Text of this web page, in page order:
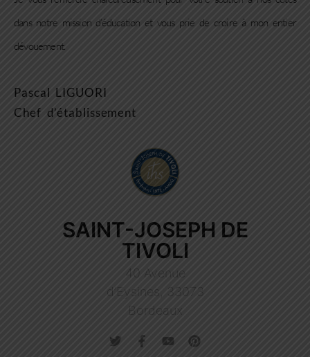
dans notre mission d’éducation et vous prie de croire à mon entier
dévouement.
Pascal LIGUORI
Chef d’établissement
SAINT-JOSEPH DE
TIVOLI
40 Avenue
d’Eysines, 33073
Bordeaux